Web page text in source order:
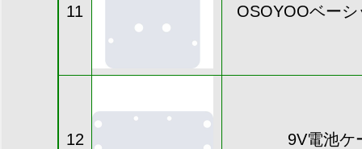
11 OSOYOOベー
12 9V電池ケ